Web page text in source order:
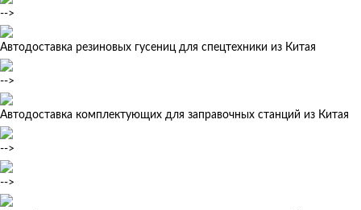
-->
Автодоставка резиновых гусениц для спецтехники из Китая
-->
Автодоставка комплектующих для заправочных станций из Китая
-->
-->